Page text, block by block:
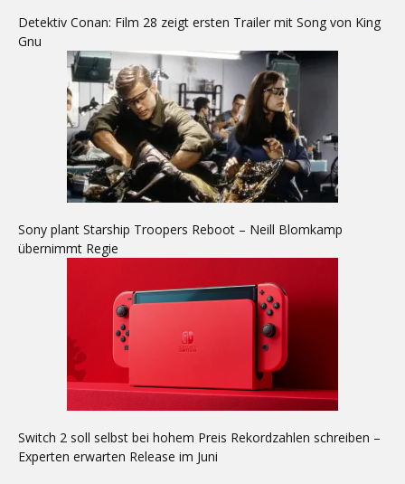
Detektiv Conan: Film 28 zeigt ersten Trailer mit Song von King
Gnu
Sony plant Starship Troopers Reboot – Neill Blomkamp
übernimmt Regie
Switch 2 soll selbst bei hohem Preis Rekordzahlen schreiben –
Experten erwarten Release im Juni